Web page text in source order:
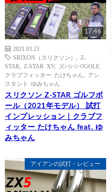
17:46
2021.03.23
SRIXON（スリクソン）
Z-
STAR
Z-STAR XV, ズバババ!GOLF,
クラブフィッター たけちゃん
アシ
スタント ゆみちゃん
スリクソン Z-STAR ゴルフボ
ール（2021年モデル） 試打
インプレッション｜クラブフ
ィッター たけちゃん feat. ゆ
みちゃん
アイアンの試打・レビュー